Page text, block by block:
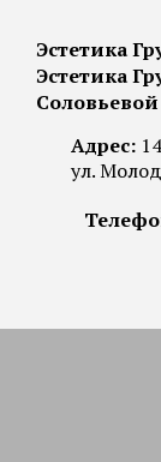
Эстетика
Эстетика
Соловьевой
Адрес:
ул.